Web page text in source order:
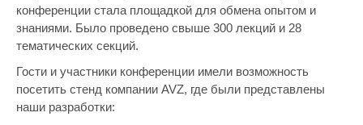
конференции стала площадкой для обмена опытом и
знаниями. Было проведено свыше 300 лекций и 28
тематических секций.
Гости и участники конференции имели возможность
посетить стенд компании AVZ, где были представлены
наши разработки: